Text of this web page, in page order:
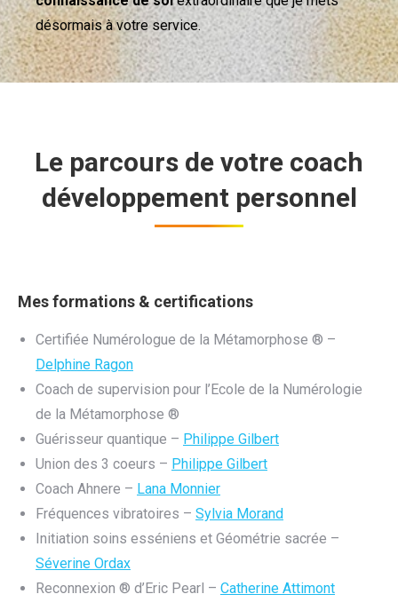
désormais à votre service.
Le parcours de votre coach
développement personnel
Mes formations & certifications
Certifiée Numérologue de la Métamorphose ® –
Delphine Ragon
Coach de supervision pour l’Ecole de la Numérologie
de la Métamorphose ®
Guérisseur quantique – Philippe Gilbert
Union des 3 coeurs – Philippe Gilbert
Coach Ahnere – Lana Monnier
Fréquences vibratoires – Sylvia Morand
Initiation soins esséniens et Géométrie sacrée –
Séverine Ordax
Reconnexion ® d’Eric Pearl – Catherine Attimont